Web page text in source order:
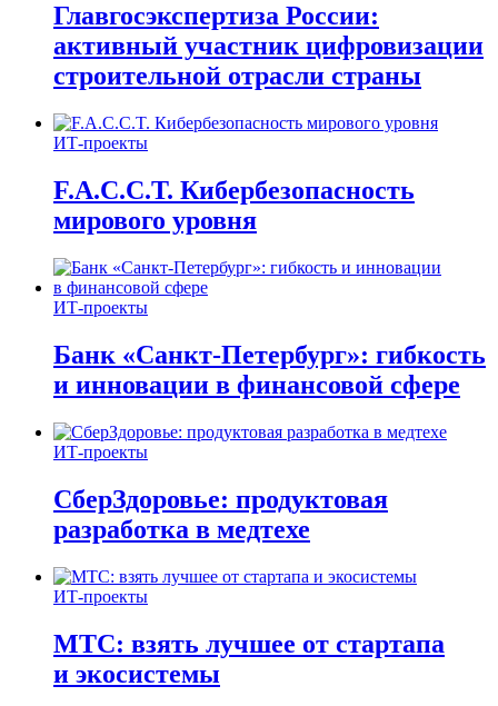
Главгосэкспертиза России:
активный участник цифровизации
строительной отрасли страны
ИТ-проекты
F.A.C.C.T. Кибербезопасность
мирового уровня
ИТ-проекты
Банк «Санкт-Петербург»: гибкость
и инновации в финансовой сфере
ИТ-проекты
СберЗдоровье: продуктовая
разработка в медтехе
ИТ-проекты
МТС: взять лучшее от стартапа
и экосистемы